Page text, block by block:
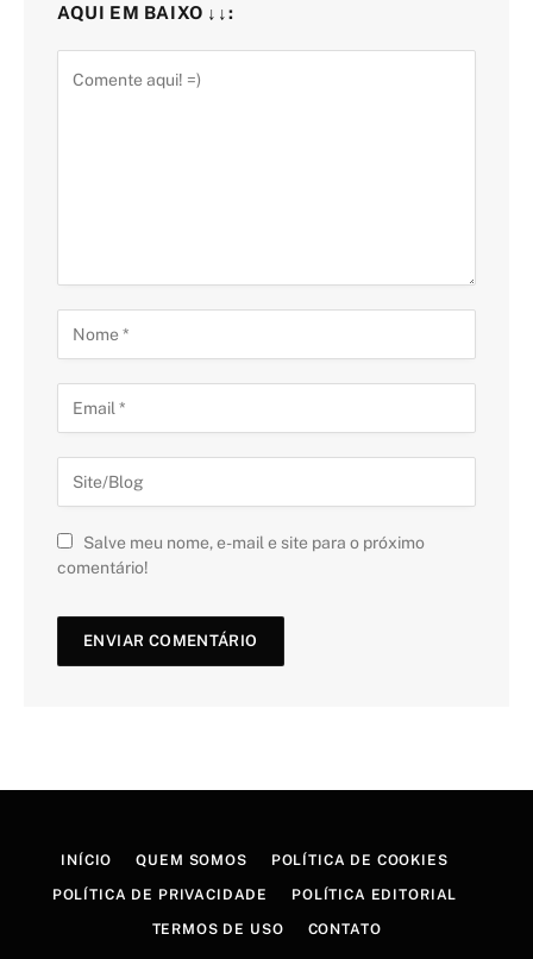
AQUI EM BAIXO ↓↓:
Salve meu nome, e-mail e site para o próximo
comentário!
INÍCIO QUEM SOMOS POLÍTICA DE COOKIES
POLÍTICA DE PRIVACIDADE POLÍTICA EDITORIAL
TERMOS DE USO CONTATO